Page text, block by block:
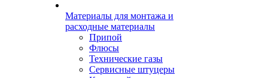
Материалы для монтажа и
расходные материалы
Припой
Флюсы
Технические газы
Сервисные штуцеры